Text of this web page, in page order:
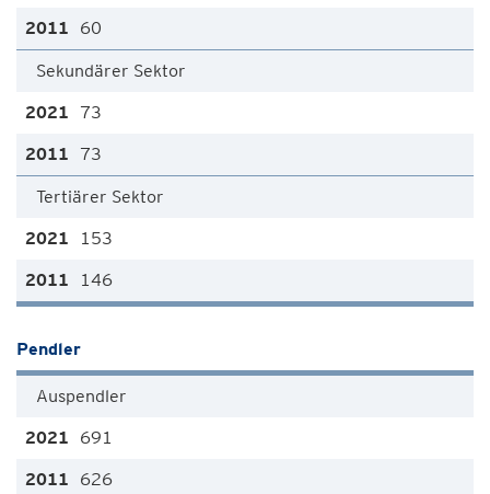
60
Sekundärer Sektor
73
73
Tertiärer Sektor
153
146
Pendler
Auspendler
691
626